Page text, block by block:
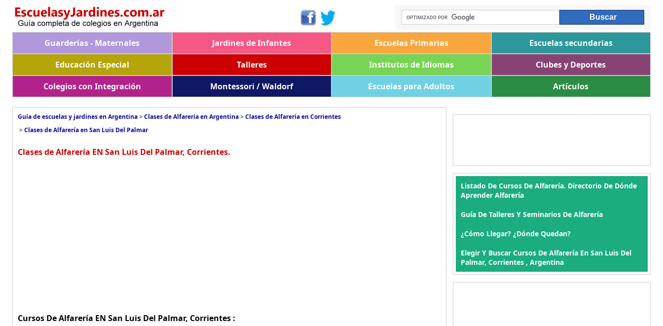
Guarderías - Maternales Jardines de Infantes Escuelas Primarias
Escuelas secundarias
Educación Especial
Talleres Institutos de Idiomas
Clubes y Deportes
Colegios con Integración
Montessori / Waldorf Escuelas para Adultos Artículos
Guía de escuelas y jardines en Argentina>Clases de Alfarería en Argentina>Clases de Alfarería en Corrientes
>Clases de Alfarería en San Luis Del Palmar
Clases de Alfarería EN San Luis Del Palmar, Corrientes.
Cursos De Alfarería EN San Luis Del Palmar, Corrientes :
Listado De Cursos De Alfarería. Directorio De Dónde
Aprender Alfarería
Guía De Talleres Y Seminarios De Alfarería
¿Cómo Llegar? ¿Dónde Quedan?
Elegir Y Buscar Cursos De Alfarería En San Luis Del
Palmar, Corrientes , Argentina